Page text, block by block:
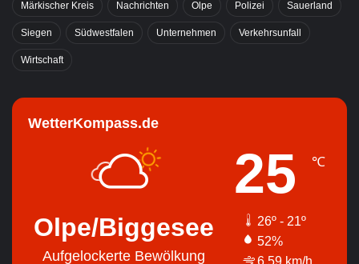
Märkischer Kreis Nachrichten Olpe Polizei Sauerland
Siegen Südwestfalen Unternehmen Verkehrsunfall
Wirtschaft
WetterKompass.de
Olpe/Biggesee
Aufgelockerte Bewölkung
25 ℃
26º - 21º
52%
6.59 km/h